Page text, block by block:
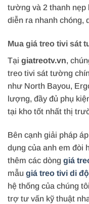
tường và 2 thanh nẹp
diễn ra nhanh chóng,
Mua giá treo tivi sát
Tại giatreotv.vn,
treo tivi sát tường
như North Bayou,
lượng, đầy đủ phụ
tại kho tốt nhất thị
Bên cạnh giải pháp
dụng của anh em đòi
thêm các dòng giá
mẫu giá treo tivi di
hệ thống của chúng
trợ tư vấn kỹ thuật